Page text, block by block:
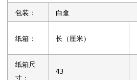
包装：
白盒
纸箱： 长（厘米）
纸箱尺
寸：
43